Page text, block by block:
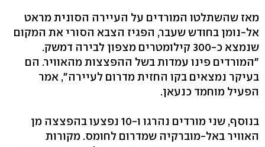
מאז שהשתלטו המורדים על העיירה הסונית מראט
אל-נומן בחודש שעבר, הפגיז הצבא הסורי את המקום
שנמצא כ-300 קילומטרים מצפון לבירה דמשק.
"המורדים פינו עמדות בשל ההפצצות מהאוויר. הם
בעיקר נמצאים בקו החזית מדרום לעיירה", אמר
הפעיל מוחמד כנעאן.
בנוסף, שני מורדים נהרגו ו-10 נפצעו בהפצצה מן
האוויר באל-מוברקיה שמדרום לחומס. מקורות